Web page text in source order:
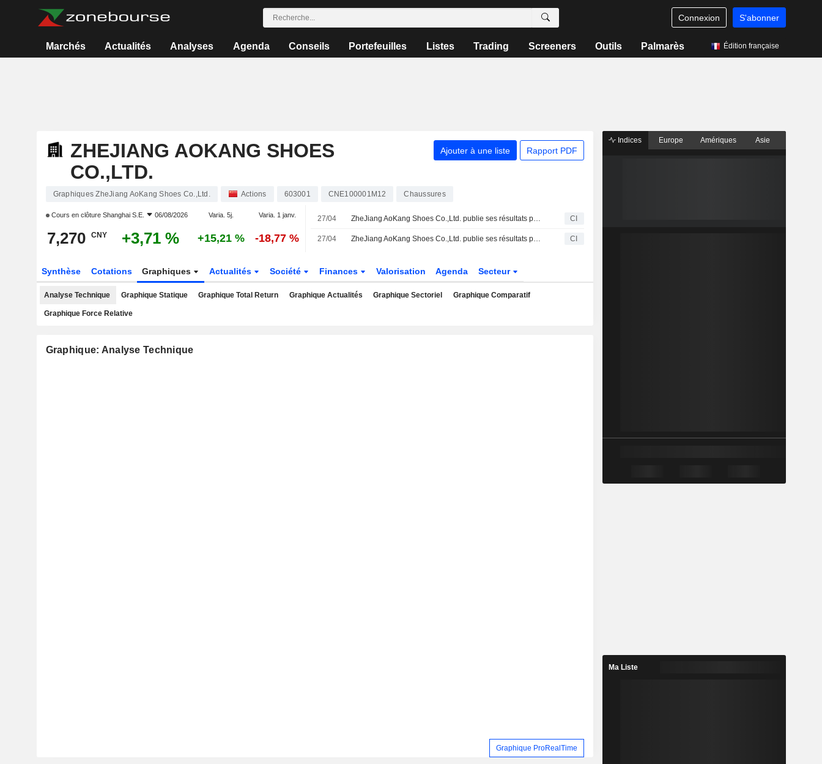
Connexion S'abonner
Marchés Actualités Analyses Agenda Conseils Portefeuilles Listes Trading Screeners Outils Palmarès Édition française
ZHEJIANG AOKANG SHOES
CO.,LTD.
Ajouter à une liste Rapport PDF
Graphiques ZheJiang AoKang Shoes Co.,Ltd. Actions 603001 CNE100001M12 Chaussures
Cours en clôture Shanghai S.E. 06/08/2026 Varia. 5j. Varia. 1 janv.
7,270 CNY +3,71 % +15,21 % -18,77 %
27/04 ZheJiang AoKang Shoes Co.,Ltd. publie ses résultats pour le premier trimestre clos le 31 mars 2026 CI
27/04 ZheJiang AoKang Shoes Co.,Ltd. publie ses résultats pour l'exercice clos le 31 décembre 2025 CI
Synthèse Cotations Graphiques Actualités Société Finances Valorisation Agenda Secteur
Analyse Technique Graphique Statique Graphique Total Return Graphique Actualités Graphique Sectoriel Graphique Comparatif
Graphique Force Relative
Graphique: Analyse Technique
Graphique ProRealTime
Indices Europe Amériques Asie
Ma Liste